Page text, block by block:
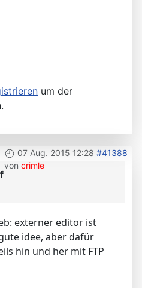
um der
07 Aug. 2015 12:28 #41388
von crimle
externer editor ist
idee, aber dafür
hin und her mit FTP